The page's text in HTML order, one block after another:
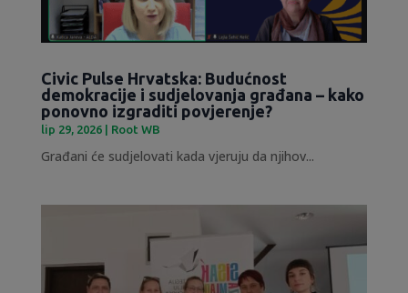
Civic Pulse Hrvatska: Budućnost
demokracije i sudjelovanja građana – kako
ponovno izgraditi povjerenje?
lip 29, 2026| Root WB
Građani će sudjelovati kada vjeruju da njihov...